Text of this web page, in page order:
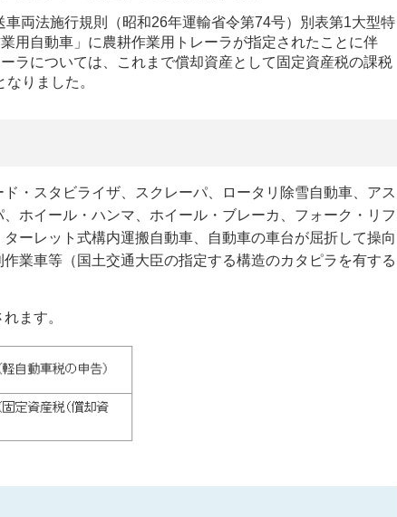
両法施行規則（昭和26年運輸省令第74号）別表第1大型特
用自動車」に農耕作業用トレーラが指定されたことに伴
ラについては、これまで償却資産として固定資産税の課税
りました。
・スタビライザ、スクレーパ、ロータリ除雪自動車、アス
ホイール・ハンマ、ホイール・ブレーカ、フォーク・リフ
ーレット式構内運搬自動車、自動車の車台が屈折して操向
業車等（国土交通大臣の指定する構造のカタピラを有する
ます。